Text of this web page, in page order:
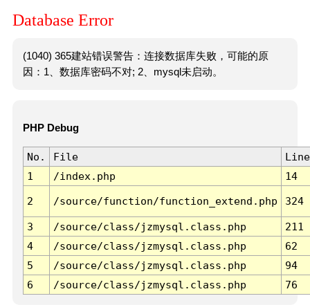
Database Error
(1040) 365建站错误警告：连接数据库失败，可能的原
因：1、数据库密码不对; 2、mysql未启动。
PHP Debug
No. File
Line
1
/index.php 14
2 /source/function/function_extend.php 324
3 /source/class/jzmysql.class.php
211
4
/source/class/jzmysql.class.php
62
5
/source/class/jzmysql.class.php
94
6
/source/class/jzmysql.class.php 76